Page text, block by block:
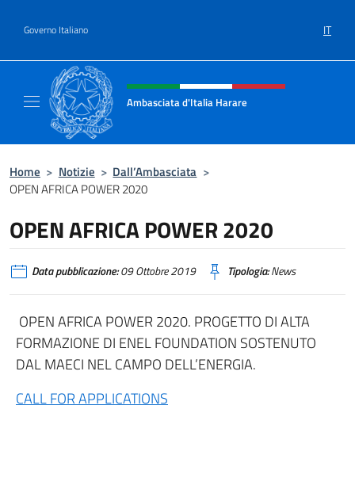
Governo Italiano IT
Intestazione sito, social e menù
Ambasciata d'Italia Harare
Home > Notizie > Dall’Ambasciata >
OPEN AFRICA POWER 2020
OPEN AFRICA POWER 2020
Data pubblicazione:09 Ottobre 2019 Tipologia:News
OPEN AFRICA POWER 2020. PROGETTO DI ALTA
FORMAZIONE DI ENEL FOUNDATION SOSTENUTO
DAL MAECI NEL CAMPO DELL’ENERGIA.
CALL FOR APPLICATIONS